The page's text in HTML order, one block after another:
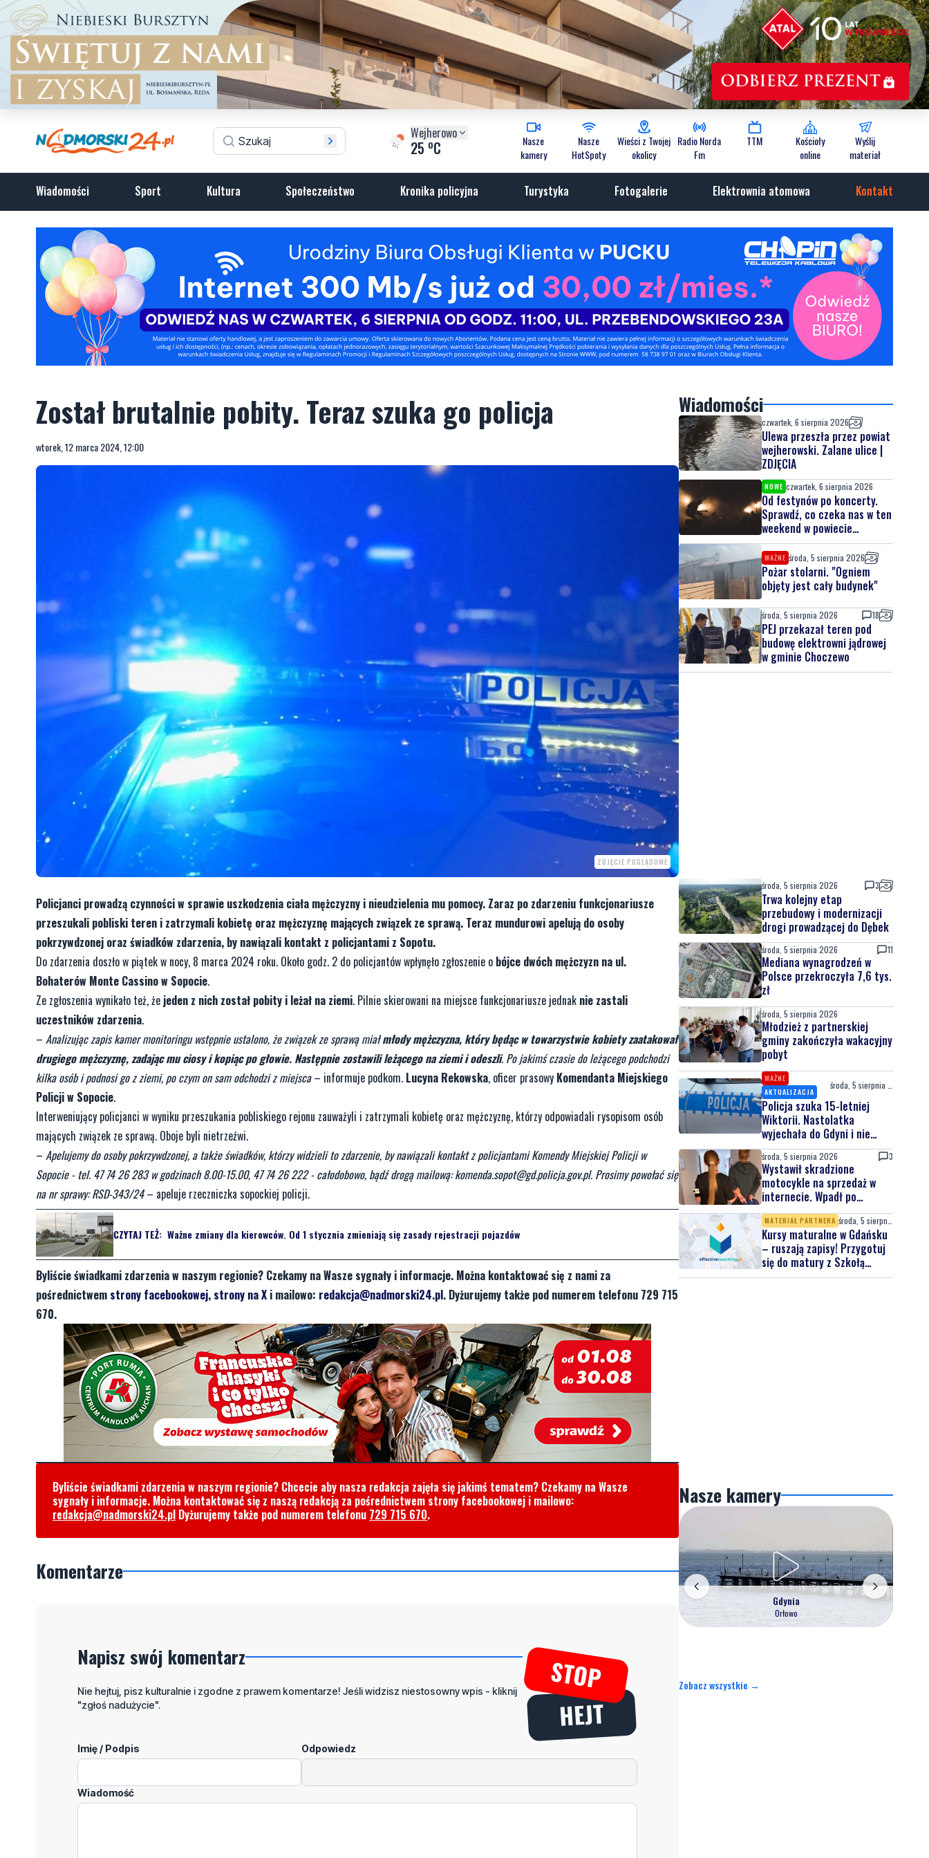
Wejherowo
25 oC
Nasze
kamery
Nasze
HotSpoty
Wieści z Twojej
okolicy
Radio Norda
Fm
TTM
Kościoły
online
Wyślij
materiał
Wiadomości Sport Kultura Społeczeństwo Kronika policyjna Turystyka Fotogalerie Elektrownia atomowa Kontakt
Został brutalnie pobity. Teraz szuka go policja
wtorek, 12 marca 2024, 12:00
ZDJĘCIE POGLĄDOWE
Policjanci prowadzą czynności w sprawie uszkodzenia ciała mężczyzny i nieudzielenia mu pomocy. Zaraz po zdarzeniu funkcjonariusze
przeszukali pobliski teren i zatrzymali kobietę oraz mężczyznę mających związek ze sprawą. Teraz mundurowi apelują do osoby
pokrzywdzonej oraz świadków zdarzenia, by nawiązali kontakt z policjantami z Sopotu.
Do zdarzenia doszło w piątek w nocy, 8 marca 2024 roku. Około godz. 2 do policjantów wpłynęło zgłoszenie o bójce dwóch mężczyzn na ul.
Bohaterów Monte Cassino w Sopocie.
Ze zgłoszenia wynikało też, że jeden z nich został pobity i leżał na ziemi. Pilnie skierowani na miejsce funkcjonariusze jednak nie zastali
uczestników zdarzenia.
– Analizując zapis kamer monitoringu wstępnie ustalono, że związek ze sprawą miałmłody mężczyzna, który będąc w towarzystwie kobiety zaatakował
drugiego mężczyznę, zadając mu ciosy i kopiąc po głowie. Następnie zostawili leżącego na ziemi i odeszli. Po jakimś czasie do leżącego podchodzi
kilka osób i podnosi go z ziemi, po czym on sam odchodzi z miejsca– informuje podkom. Lucyna Rekowska, oficer prasowy Komendanta Miejskiego
Policji w Sopocie.
Interweniujący policjanci w wyniku przeszukania pobliskiego rejonu zauważyli i zatrzymali kobietę oraz mężczyznę, którzy odpowiadali rysopisom osób
mających związek ze sprawą. Oboje byli nietrzeźwi.
– Apelujemy do osoby pokrzywdzonej, a także świadków, którzy widzieli to zdarzenie, by nawiązali kontakt z policjantami Komendy Miejskiej Policji w
Sopocie - tel. 47 74 26 283 w godzinach 8.00-15.00, 47 74 26 222 - całodobowo, bądź drogą mailową:komenda.sopot@gd.policja.gov.pl. Prosimy powołać się
na nr sprawy: RSD-343/24– apeluje rzeczniczka sopockiej policji.
CZYTAJ TEŻ: Ważne zmiany dla kierowców. Od 1 stycznia zmieniają się zasady rejestracji pojazdów
Byliście świadkami zdarzenia w naszym regionie? Czekamy na Wasze sygnały i informacje. Można kontaktować się z nami za
pośrednictwem strony facebookowej, strony na X i mailowo: redakcja@nadmorski24.pl. Dyżurujemy także pod numerem telefonu 729 715
670.
Byliście świadkami zdarzenia w naszym regionie? Chcecie aby nasza redakcja zajęła się jakimś tematem? Czekamy na Wasze
sygnały i informacje. Można kontaktować się z naszą redakcją za pośrednictwem strony facebookowej i mailowo:
redakcja@nadmorski24.pl Dyżurujemy także pod numerem telefonu 729 715 670.
Komentarze
Napisz swój komentarz
Nie hejtuj, pisz kulturalnie i zgodne z prawem komentarze! Jeśli widzisz niestosowny wpis - kliknij
"zgłoś nadużycie".
Imię / Podpis Odpowiedz
Wiadomość
Wiadomości
czwartek, 6 sierpnia 2026
Ulewa przeszła przez powiat
wejherowski. Zalane ulice |
ZDJĘCIA
NOWE czwartek, 6 sierpnia 2026
Od festynów po koncerty.
Sprawdź, co czeka nas w ten
weekend w powiecie
lęborskim
WAŻNE środa, 5 sierpnia 2026
Pożar stolarni. "Ogniem
objęty jest cały budynek"
środa, 5 sierpnia 2026 18
PEJ przekazał teren pod
budowę elektrowni jądrowej
w gminie Choczewo
środa, 5 sierpnia 2026 3
Trwa kolejny etap
przebudowy i modernizacji
drogi prowadzącej do Dębek
środa, 5 sierpnia 2026 11
Mediana wynagrodzeń w
Polsce przekroczyła 7,6 tys.
zł
środa, 5 sierpnia 2026
Młodzież z partnerskiej
gminy zakończyła wakacyjny
pobyt
WAŻNE
AKTUALIZACJA
Policja szuka 15-letniej
Wiktorii. Nastolatka
wyjechała do Gdyni i nie
wróciła
środa, 5 sierpnia 2026 3
Wystawił skradzione
motocykle na sprzedaż w
internecie. Wpadł po
zgłoszeniu właściciela
MATERIAŁ PARTNERA
Kursy maturalne w Gdańsku
– ruszają zapisy! Przygotuj
się do matury z Szkołą
Effective Teaching!
Nasze kamery
Gdynia
Orłowo
Zobacz wszystkie →